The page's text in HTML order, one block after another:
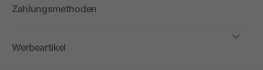
Zahlungsmethoden
Werbeartikel